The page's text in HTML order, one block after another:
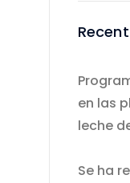
en las
leche
Se ha